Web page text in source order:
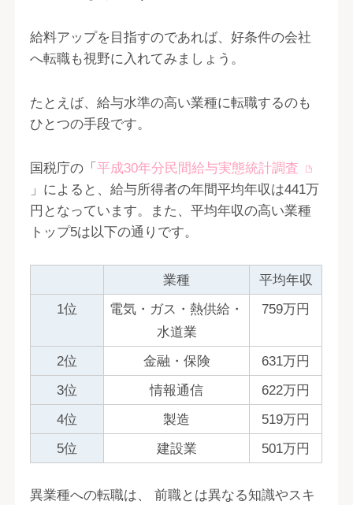
給料アップを目指すのであれば、好条件の会社
へ転職も視野に入れてみましょう。
たとえば、給与水準の高い業種に転職するのも
ひとつの手段です。
国税庁の「平成30年分民間給与実態統計調査
」によると、給与所得者の年間平均年収は441万
円となっています。また、平均年収の高い業種
トップ5は以下の通りです。
業種
平均年収
1位
電気・ガス・熱供給・
水道業
759万円
2位 金融・保険
631万円
3位
情報通信
622万円
4位
製造
519万円
5位
建設業 501万円
異業種への転職は、 前職とは異なる知識やスキ